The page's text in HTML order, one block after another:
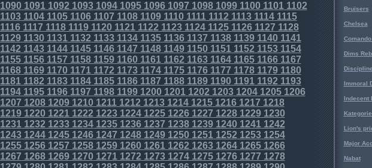
109010911092 10931094109510961097 10981099110011011102
11031104110511061107 11081109111011111112 111311141115
11161117 11181119112011211122 11231124112511261127 1128
1129113011311132 11331134113511361137 1138113911401141
1142 11431144114511461147 11481149115011511152 11531154
115511561157 11581159116011611162 11631164116511661167
11681169117011711172 11731174117511761177 117811791180
11811182 11831184118511861187 11881189119011911192 1193
1194119511961197 11981199120012011202 1203120412051206
1207 12081209121012111212 12131214121512161217 1218
1219122012211222 12231224122512261227 122812291230
12311232 12331234123512361237 12381239124012411242
12431244124512461247 12481249125012511252 12531254
125512561257 12581259126012611262 1263126412651266
1267 12681269127012711272 12731274127512761277 1278
Bruisers
Chelsea
Dims
Immoral
Indecent
Lion's
Major
Nabat